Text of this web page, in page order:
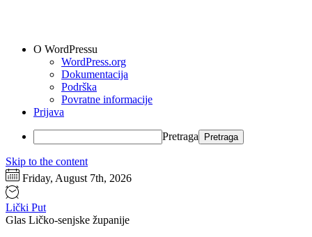
O WordPressu
WordPress.org
Dokumentacija
Podrška
Povratne informacije
Prijava
Pretraga
Skip to the content
Friday, August 7th, 2026
Lički Put
Glas Ličko-senjske županije